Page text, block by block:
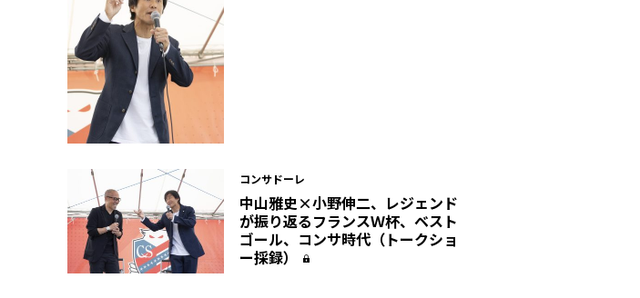
コンサドーレ
中山雅史×小野伸二、レジェンド
が振り返るフランスＷ杯、ベスト
ゴール、コンサ時代（トークショ
ー採録）